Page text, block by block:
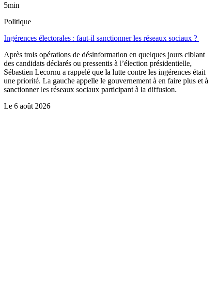
5min
Politique
Ingérences électorales : faut-il sanctionner les réseaux sociaux ?
Après trois opérations de désinformation en quelques jours ciblant
des candidats déclarés ou pressentis à l’élection présidentielle,
Sébastien Lecornu a rappelé que la lutte contre les ingérences était
une priorité. La gauche appelle le gouvernement à en faire plus et à
sanctionner les réseaux sociaux participant à la diffusion.
Le 6 août 2026